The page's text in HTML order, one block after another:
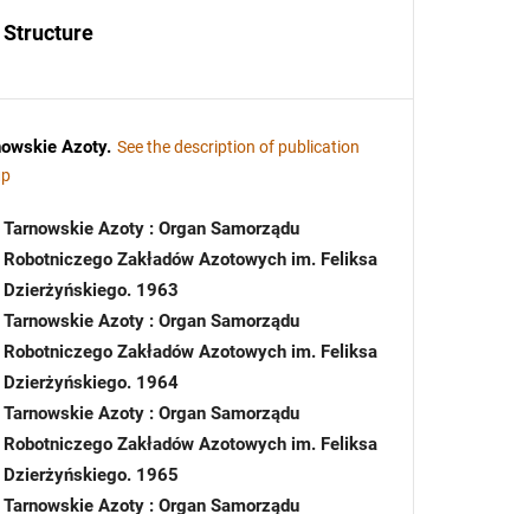
Structure
Azoty. See the description of publication
Tarnowskie Azoty : Organ Samorządu
Robotniczego Zakładów Azotowych im. Feliksa
Dzierżyńskiego. 1963
Tarnowskie Azoty : Organ Samorządu
Robotniczego Zakładów Azotowych im. Feliksa
Dzierżyńskiego. 1964
Tarnowskie Azoty : Organ Samorządu
Robotniczego Zakładów Azotowych im. Feliksa
Dzierżyńskiego. 1965
Tarnowskie Azoty : Organ Samorządu